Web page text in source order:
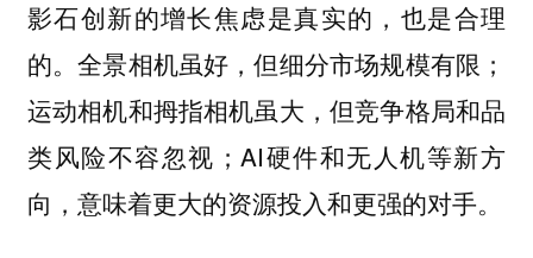
影石创新的增长焦虑是真实的，也是合理
的。全景相机虽好，但细分市场规模有限；
运动相机和拇指相机虽大，但竞争格局和品
类风险不容忽视；AI硬件和无人机等新方
向，意味着更大的资源投入和更强的对手。